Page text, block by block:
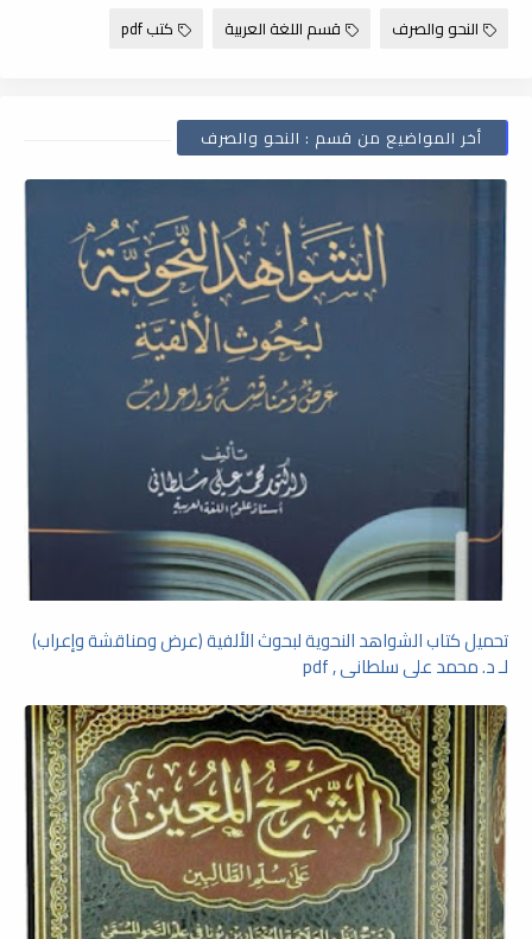
النحو والصرف قسم اللغة العربية كتب pdf
أخر المواضيع من قسم : النحو والصرف
تحميل كتاب الشواهد النحوية لبحوث الألفية (عرض ومناقشة وإعراب)
لـ د. محمد علي سلطاني , pdf